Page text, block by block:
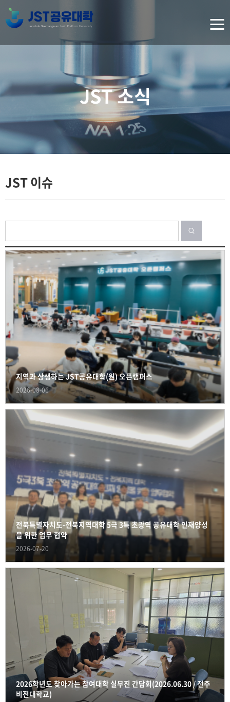
JST 소식
JST 이슈
지역과 상생하는 JST공유대학(원) 오픈캠퍼스
2026-08-06
전북특별자치도-전북지역대학 5극 3특 초광역 공유대학 인재양성
을 위한 업무 협약
2026-07-20
2026학년도 찾아가는 참여대학 실무진 간담회(2026.06.30 / 전주
비전대학교)